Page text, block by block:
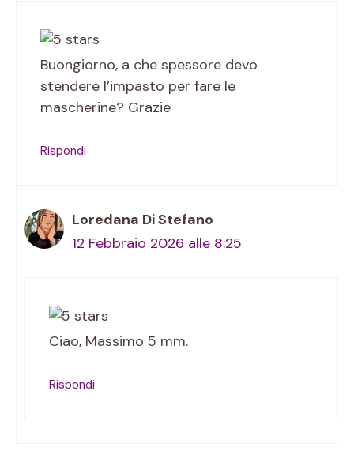
Buongiorno, a che spessore devo
stendere l’impasto per fare le
mascherine? Grazie
Rispondi
Loredana Di Stefano
12 Febbraio 2026 alle 8:25
Ciao, Massimo 5 mm.
Rispondi